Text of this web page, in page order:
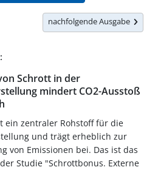
nachfolgende Ausgabe
Schrott in der
mindert CO2-Ausstoß
ein zentraler Rohstoff für die
und trägt erheblich zur
von Emissionen bei. Das ist das
Studie "Schrottbonus. Externe